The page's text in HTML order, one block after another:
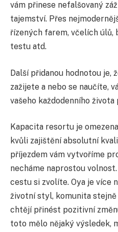
vám přinese nefalšovaný
tajemství. Přes
řízených farem, včelích úlů,
testu atd.
Další přidanou hodnotou je,
zažijete a nebo se naučíte,
vašeho každodenního života
Kapacita resortu je
kvůli zajištění absolutní
příjezdem vám vytvoříme
necháme naprostou
cestu si zvolíte. Oya je více
životní styl, komunita
chtějí přinést pozitivní
toto mělo nějaký výsledek,